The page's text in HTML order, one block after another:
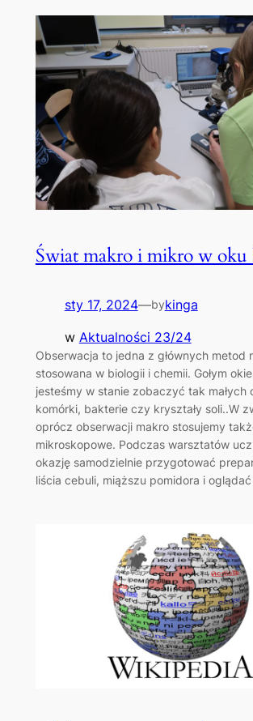
Świat makro i mikro w oku
sty 17, 2024—bykinga
w Aktualności 23/24
Obserwacja to jedna z głównych metod
stosowana w biologii i chemii. Gołym
jesteśmy w stanie zobaczyć tak małych
komórki, bakterie czy kryształy soli..W
oprócz obserwacji makro stosujemy
mikroskopowe. Podczas warsztatów
okazję samodzielnie przygotować
liścia cebuli, miąższu pomidora i